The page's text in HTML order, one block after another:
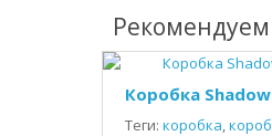
Коробка
Теги: коробка,